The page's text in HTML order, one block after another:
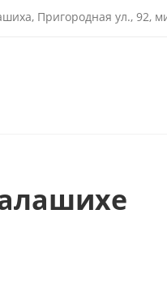
Пригородная ул., 92,